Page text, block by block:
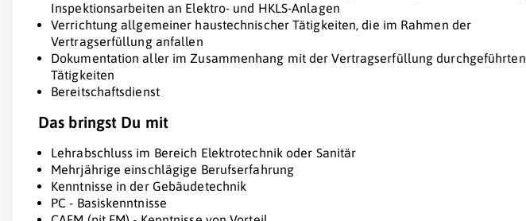
Inspektionsarbeiten an Elektro- und HKLS-Anlagen
Verrichtung allgemeiner haustechnischer Tätigkeiten, die im Rahmen der
Vertragserfüllung anfallen
Dokumentation aller im Zusammenhang mit der Vertragserfüllung durchgeführten
Tätigkeiten
Bereitschaftsdienst
Das bringst Du mit
Lehrabschluss im Bereich Elektrotechnik oder Sanitär
Mehrjährige einschlägige Berufserfahrung
Kenntnisse in der Gebäudetechnik
PC - Basiskenntnisse